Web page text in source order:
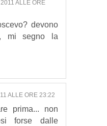
ALLE ORE
devono
mi segno la
ALLE ORE 23:22
prima... non
forse dalle